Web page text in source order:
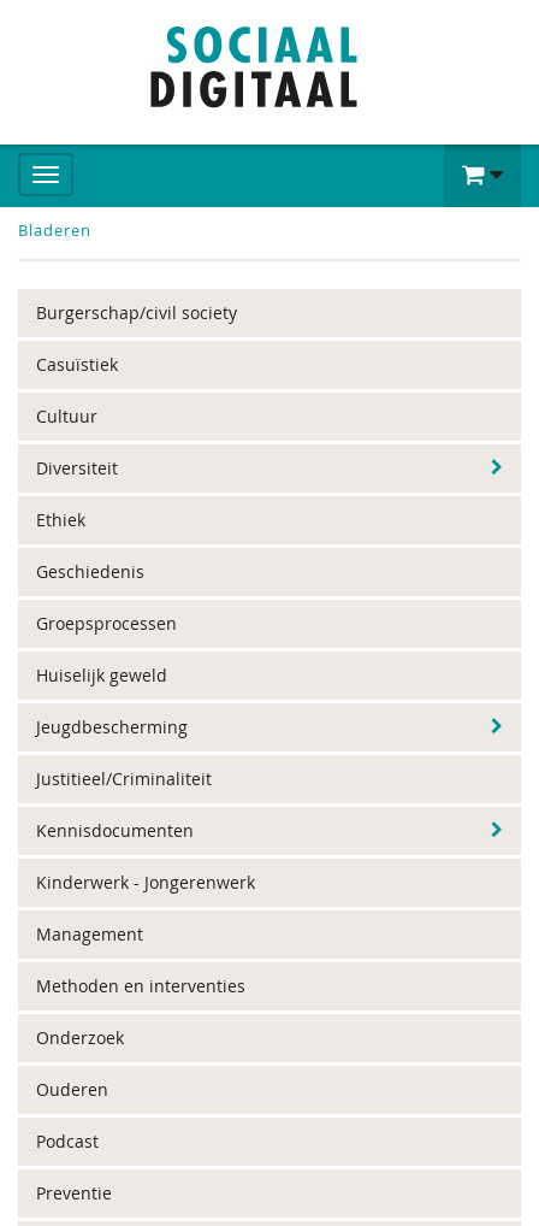
Bladeren
Burgerschap/civil society
Casuïstiek
Cultuur
Diversiteit
Ethiek
Geschiedenis
Groepsprocessen
Huiselijk geweld
Jeugdbescherming
Justitieel/Criminaliteit
Kennisdocumenten
Kinderwerk - Jongerenwerk
Management
Methoden en interventies
Onderzoek
Ouderen
Podcast
Preventie